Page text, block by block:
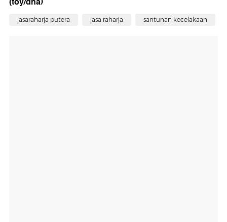
jasaraharja putera jasa raharja santunan kecelakaan